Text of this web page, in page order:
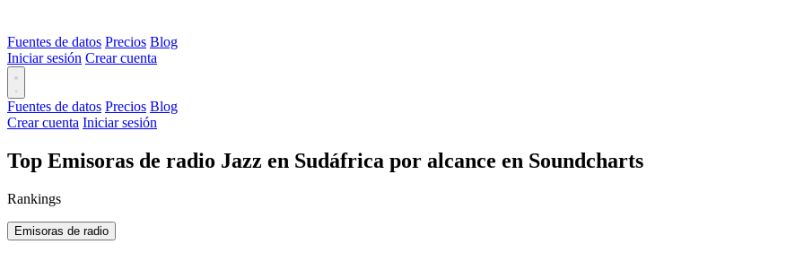
Fuentes de datos Precios Blog
Iniciar sesión Crear cuenta
Fuentes de datos Precios Blog
Crear cuenta Iniciar sesión
Top Emisoras de radio Jazz en Sudáfrica por alcance en Soundcharts
Rankings
Emisoras de radio